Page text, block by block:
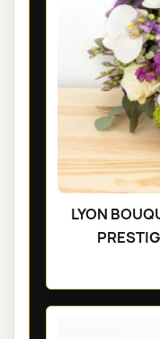
LYON